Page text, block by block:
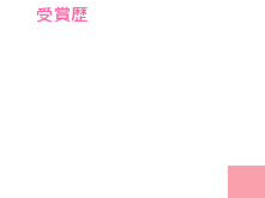
受賞歴